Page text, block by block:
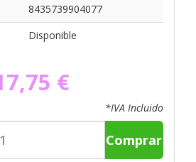
8435739904077
Disponible
€
*IVA Incluido
Comprar